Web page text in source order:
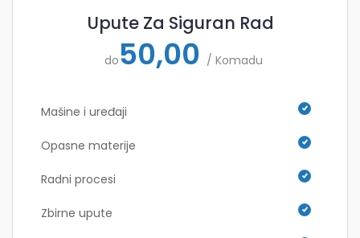
Upute Za Siguran Rad
do50,00 / Komadu
Mašine i uređaji
Opasne materije
Radni procesi
Zbirne upute